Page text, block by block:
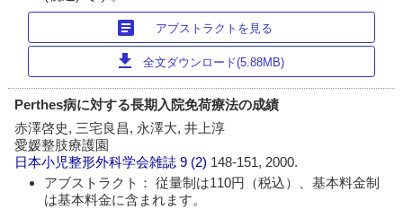
article アブストラクトを見る
download 全文ダウンロード(5.88MB)
Perthes病に対する長期入院免荷療法の成績
赤澤啓史, 三宅良昌, 永澤大, 井上淳
愛媛整肢療護園
日本小児整形外科学会雑誌 9 (2) 148-151, 2000.
アブストラクト： 従量制は110円（税込）、基本料金制
は基本料金に含まれます。